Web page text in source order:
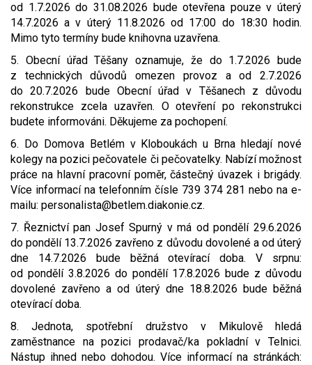
od 1.7.2026 do 31.08.2026 bude otevřena pouze v úterý
14.7.2026 a v úterý 11.8.2026 od 17:00 do 18:30 hodin.
Mimo tyto termíny bude knihovna uzavřena.
5. Obecní úřad Těšany oznamuje, že do 1.7.2026 bude
z technických důvodů omezen provoz a od 2.7.2026
do 20.7.2026 bude Obecní úřad v Těšanech z důvodu
rekonstrukce zcela uzavřen. O otevření po rekonstrukci
budete informováni. Děkujeme za pochopení.
6. Do Domova Betlém v Kloboukách u Brna hledají nové
kolegy na pozici pečovatele či pečovatelky. Nabízí možnost
práce na hlavní pracovní poměr, částečný úvazek i brigády.
Více informací na telefonním čísle 739 374 281 nebo na e-
mailu: personalista@betlem.diakonie.cz.
7. Řeznictví pan Josef Spurný v má od pondělí 29.6.2026
do pondělí 13.7.2026 zavřeno z důvodu dovolené a od úterý
dne 14.7.2026 bude běžná otevírací doba. V srpnu:
od pondělí 3.8.2026 do pondělí 17.8.2026 bude z důvodu
dovolené zavřeno a od úterý dne 18.8.2026 bude běžná
otevírací doba.
8. Jednota, spotřební družstvo v Mikulově hledá
zaměstnance na pozici prodavač/ka pokladní v Telnici.
Nástup ihned nebo dohodou. Více informací na stránkách: